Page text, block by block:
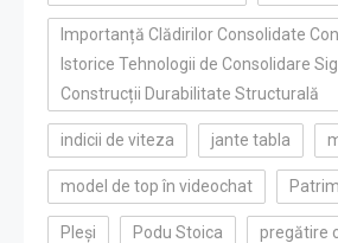
Importanță Clădirilor Consolidate
Istorice Tehnologii de Consolidare
Construcții Durabilitate Structurală
indicii de viteza jante tabla
model de top în videochat
Pleși Podu Stoica pregătire